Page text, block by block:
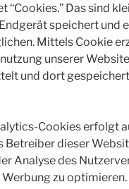
Das sind
speichert und
Mittels Cookie
unserer
und dort
Cookies erfolgt
Betreiber dieser
Analyse des
zu optimieren.